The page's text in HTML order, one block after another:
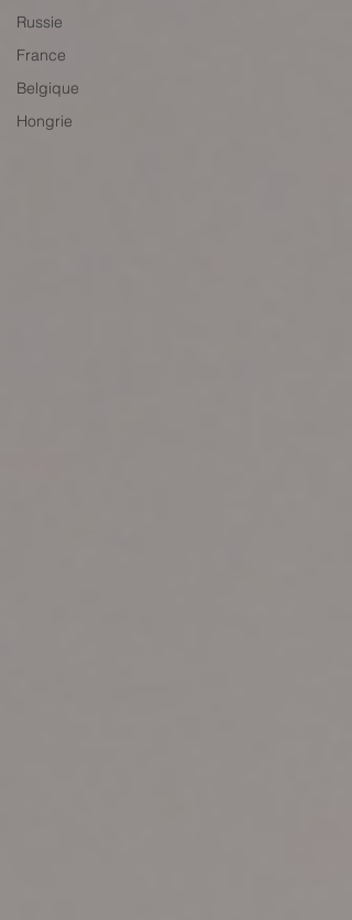
Russie
France
Belgique
Hongrie